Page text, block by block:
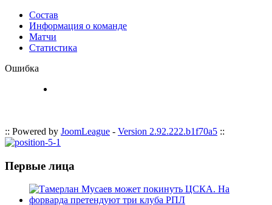
Состав
Информация о команде
Матчи
Статистика
Ошибка
:: Powered by JoomLeague - Version 2.92.222.b1f70a5 ::
Первые лица